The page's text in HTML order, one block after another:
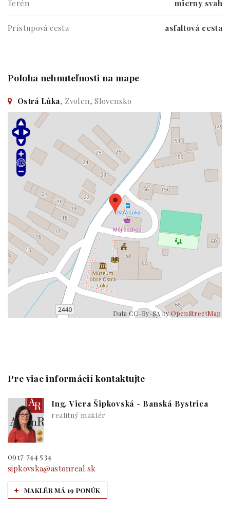
Terén mierny svah
Prístupová cesta asfaltová cesta
Poloha nehnuteľnosti na mape
Ostrá Lúka, Zvolen, Slovensko
Data CC-By-SA byOpenStreetMap
Pre viac informácií kontaktujte
Ing. Viera Šipkovská - Banská Bystrica
realitný maklér
0917 744 534
sipkovska@astonreal.sk
MAKLÉR MÁ 19 PONÚK